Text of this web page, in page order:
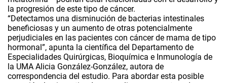
la progresión de este tipo de cáncer.
“Detectamos una disminución de bacterias intestinales
beneficiosas y un aumento de otras potencialmente
perjudiciales en las pacientes con cáncer de mama de tipo
hormonal”, apunta la científica del Departamento de
Especialidades Quirúrgicas, Bioquímica e Inmunología de
la UMA Alicia González-González, autora de
correspondencia del estudio. Para abordar esta posible